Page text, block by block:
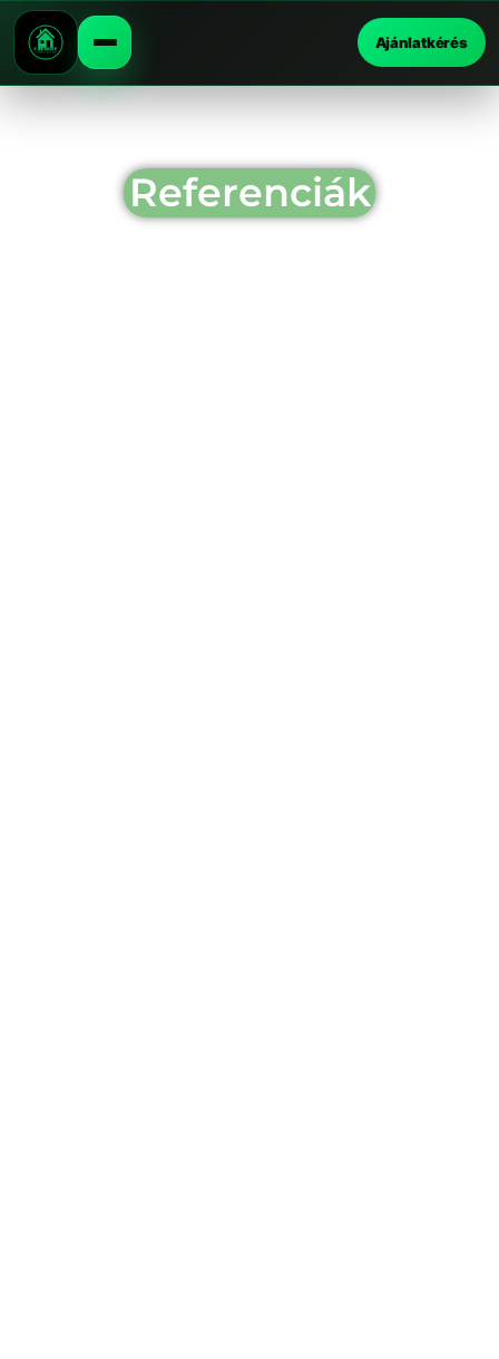
Ajánlatkérés
Referenciák